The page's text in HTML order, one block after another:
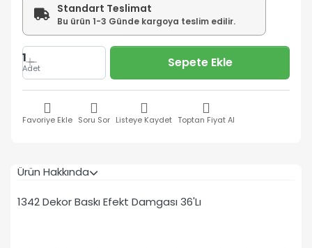
Standart Teslimat
Bu ürün 1-3 Günde kargoya teslim edilir.
1
Adet Sepete Ekle
Favoriye Ekle Soru Sor Listeye Kaydet Toptan Fiyat Al
Ürün Hakkında
1342 Dekor Baskı Efekt Damgası 36'Lı